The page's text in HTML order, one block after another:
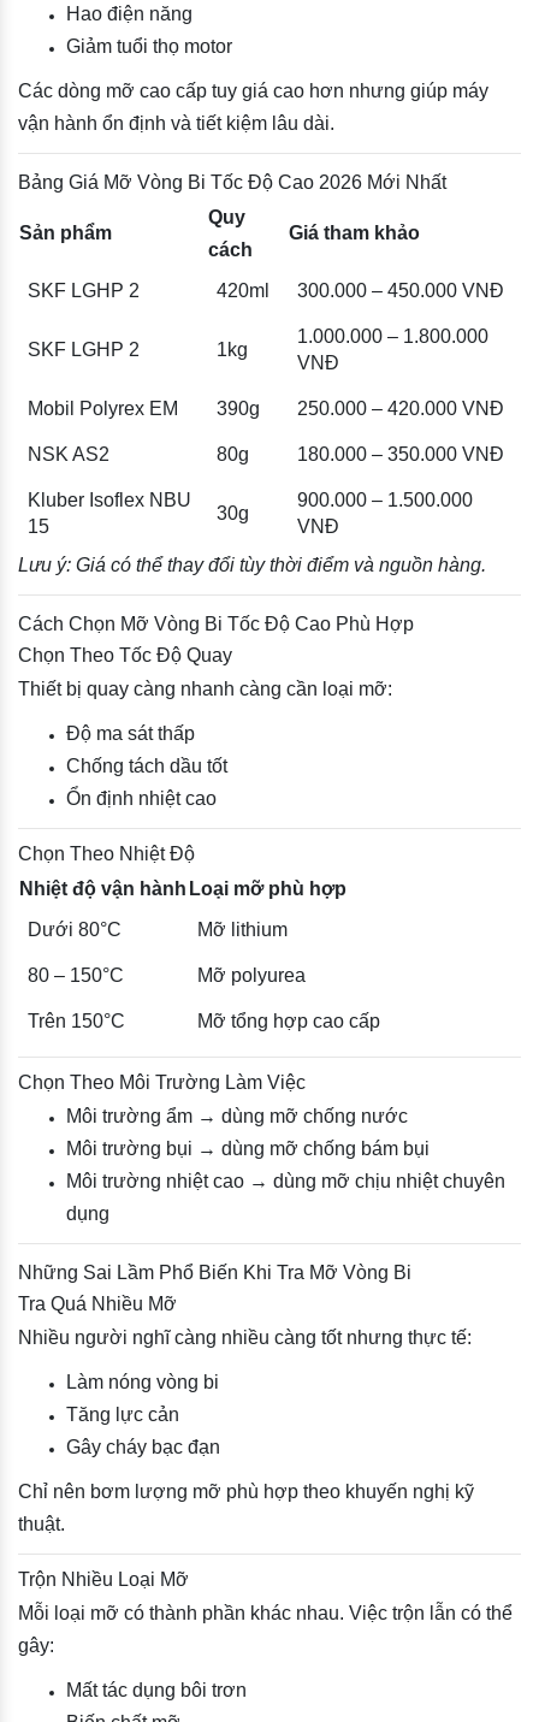
Hao điện năng
Giảm tuổi thọ motor
Các dòng mỡ cao cấp tuy giá cao hơn nhưng giúp máy
vận hành ổn định và tiết kiệm lâu dài.
Bảng Giá Mỡ Vòng Bi Tốc Độ Cao 2026 Mới Nhất
Sản phẩm
Quy
cách
Giá tham khảo
SKF LGHP 2 420ml 300.000 – 450.000 VNĐ
SKF LGHP 2 1kg
1.000.000 – 1.800.000
VNĐ
Mobil Polyrex EM 390g 250.000 – 420.000 VNĐ
NSK AS2 80g 180.000 – 350.000 VNĐ
Kluber Isoflex NBU
15
30g
900.000 – 1.500.000
VNĐ
Lưu ý: Giá có thể thay đổi tùy thời điểm và nguồn hàng.
Cách Chọn Mỡ Vòng Bi Tốc Độ Cao Phù Hợp
Chọn Theo Tốc Độ Quay
Thiết bị quay càng nhanh càng cần loại mỡ:
Độ ma sát thấp
Chống tách dầu tốt
Ổn định nhiệt cao
Chọn Theo Nhiệt Độ
Nhiệt độ vận hành Loại mỡ phù hợp
Dưới 80°C
Mỡ lithium
80 – 150°C Mỡ polyurea
Trên 150°C Mỡ tổng hợp cao cấp
Chọn Theo Môi Trường Làm Việc
Môi trường ẩm → dùng mỡ chống nước
Môi trường bụi → dùng mỡ chống bám bụi
Môi trường nhiệt cao → dùng mỡ chịu nhiệt chuyên
dụng
Những Sai Lầm Phổ Biến Khi Tra Mỡ Vòng Bi
Tra Quá Nhiều Mỡ
Nhiều người nghĩ càng nhiều càng tốt nhưng thực tế:
Làm nóng vòng bi
Tăng lực cản
Gây cháy bạc đạn
Chỉ nên bơm lượng mỡ phù hợp theo khuyến nghị kỹ
thuật.
Trộn Nhiều Loại Mỡ
Mỗi loại mỡ có thành phần khác nhau. Việc trộn lẫn có thể
gây:
Mất tác dụng bôi trơn